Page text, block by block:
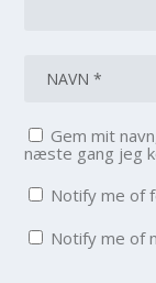
Gem mit
næste gang jeg
Notify me of
Notify me of